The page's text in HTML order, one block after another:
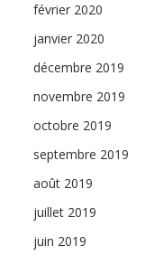
février 2020
janvier 2020
décembre 2019
novembre 2019
octobre 2019
septembre 2019
août 2019
juillet 2019
juin 2019